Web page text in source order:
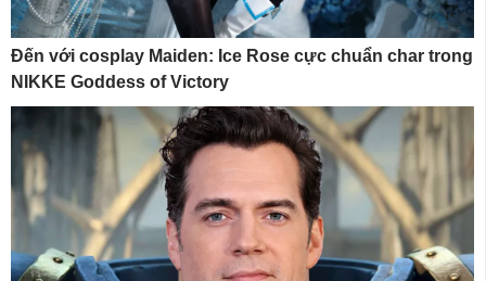
Đến với cosplay Maiden: Ice Rose cực chuẩn char trong
NIKKE Goddess of Victory